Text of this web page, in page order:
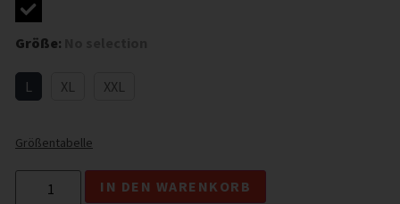
Größe:
L XL XXL
Größentabelle
IN DEN WARENKORB